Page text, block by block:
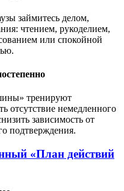
займитесь делом,
чтением, рукоделием,
или спокойной
тренируют
отсутствие немедленного
зависимость от
подтверждения.
«План действий